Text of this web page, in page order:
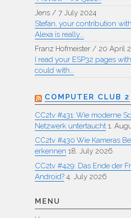
Jens / 7 July 2024
Stefan, your contribution
Alexa is really...
Franz Hofmeister / 20 April
I read your ESP32 pages
could with...
COMPUTER CLUB 2
CC2tv #431: Wie moderne
Netzwerk untertaucht 1.
CC2tv #430 Wie Kameras
erkennen 18. July 2026
CC2tv #429: Das Ende der
Android? 4. July 2026
MENU